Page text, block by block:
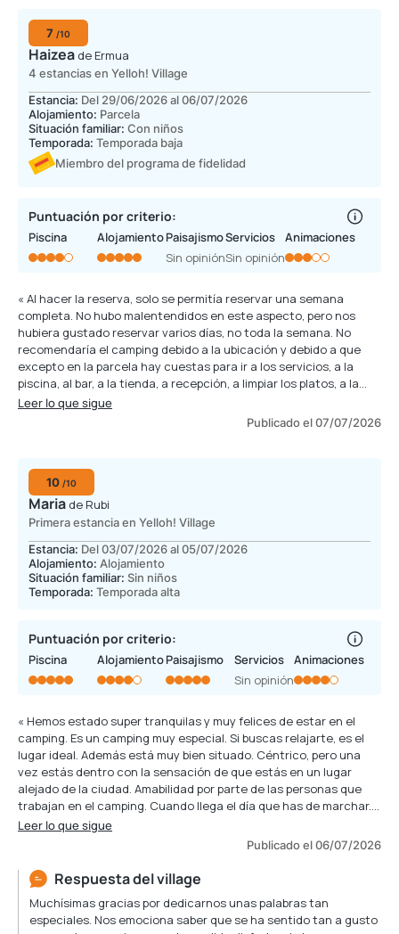
7 /10
Haizea de Ermua
4 estancias en Yelloh! Village
Estancia: Del 29/06/2026 al 06/07/2026
Alojamiento: Parcela
Situación familiar: Con niños
Temporada: Temporada baja
Miembro del programa de fidelidad
Puntuación por criterio:
Piscina Alojamiento Paisajismo
Sin opinión
Servicios
Sin opinión
Animaciones
« Al hacer la reserva, solo se permitía reservar una semana
completa. No hubo malentendidos en este aspecto, pero nos
hubiera gustado reservar varios días, no toda la semana. No
recomendaría el camping debido a la ubicación y debido a que
excepto en la parcela hay cuestas para ir a los servicios, a la
piscina, al bar, a la tienda, a recepción, a limpiar los platos, a la
lavandería. Una vez se sale de la parcela hay cuestas para todo.
Leer lo que sigue
Publicado el 07/07/2026
10 /10
Maria de Rubi
Primera estancia en Yelloh! Village
Estancia: Del 03/07/2026 al 05/07/2026
Alojamiento: Alojamiento
Situación familiar: Sin niños
Temporada: Temporada alta
Puntuación por criterio:
Piscina Alojamiento Paisajismo
Servicios
Sin opinión
Animaciones
« Hemos estado super tranquilas y muy felices de estar en el
camping. Es un camping muy especial. Si buscas relajarte, es el
lugar ideal. Además está muy bien situado. Céntrico, pero una
vez estás dentro con la sensación de que estás en un lugar
alejado de la ciudad. Amabilidad por parte de las personas que
trabajan en el camping. Cuando llega el día que has de marchar.
No te quieres ir. Realmente son artesanos de la felicidad de sus
clientes. Una gran labor de todas las personas que allí están
jardinería,mantenimiento del camping, animación. Gracias por
Leer lo que sigue
Publicado el 06/07/2026
Respuesta del village
Muchísimas gracias por dedicarnos unas palabras tan
especiales. Nos emociona saber que se ha sentido tan a gusto